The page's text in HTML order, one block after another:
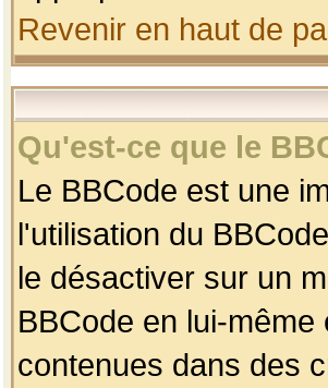
Revenir en haut de
Qu'est-ce que le
Le BBCode est une
l'utilisation du
le désactiver sur un
BBCode en lui-
contenues dans des